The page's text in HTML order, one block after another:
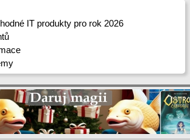
IT produkty pro rok 2026